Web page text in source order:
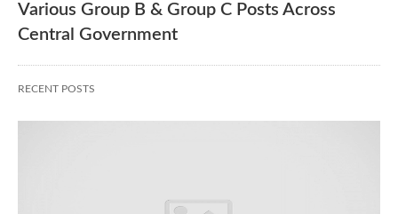
Various Group B & Group C Posts Across
Central Government
RECENT POSTS